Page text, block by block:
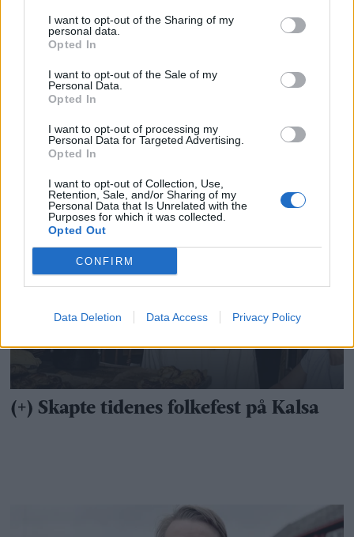
I want to opt-out of the Sharing of my
personal data.
Opted In
I want to opt-out of the Sale of my
Personal Data.
Opted In
I want to opt-out of processing my
Personal Data for Targeted Advertising.
Opted In
I want to opt-out of Collection, Use,
Retention, Sale, and/or Sharing of my
Personal Data that Is Unrelated with the
Purposes for which it was collected.
Opted Out
CONFIRM
Data Deletion Data Access Privacy Policy